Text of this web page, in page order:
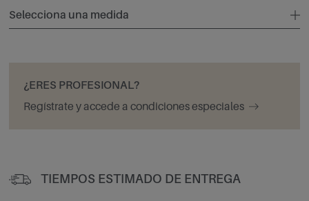
Selecciona una medida
¿ERES PROFESIONAL?
Regístrate y accede a condiciones especiales
TIEMPOS ESTIMADO DE ENTREGA